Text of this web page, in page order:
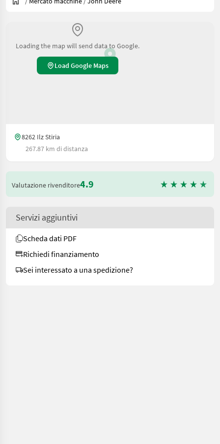
Loading the map will send data to Google.
Load Google Maps
8262 Ilz Stiria
267.87 km di distanza
Valutazione rivenditore4.9
Servizi aggiuntivi
Scheda dati PDF
Richiedi finanziamento
Sei interessato a una spedizione?